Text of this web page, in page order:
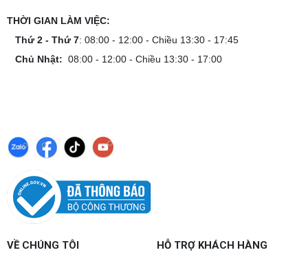
THỜI GIAN LÀM VIỆC:
Thứ 2 - Thứ 7: 08:00 - 12:00 - Chiều 13:30 - 17:45
Chủ Nhật: 08:00 - 12:00 - Chiều 13:30 - 17:00
VỀ CHÚNG TÔI HỖ TRỢ KHÁCH HÀNG